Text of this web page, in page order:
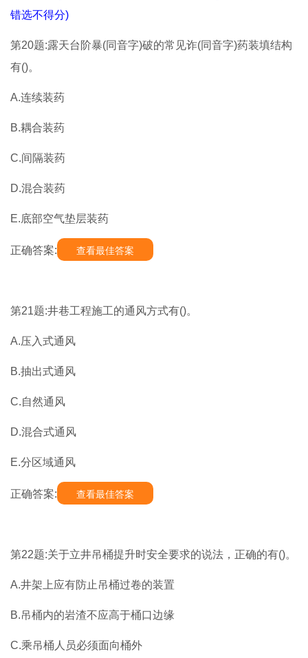
错选不得分)
第20题:露天台阶暴(同音字)破的常见诈(同音字)药装填结构
有()。
A.连续装药
B.耦合装药
C.间隔装药
D.混合装药
E.底部空气垫层装药
正确答案: 查看最佳答案
第21题:井巷工程施工的通风方式有()。
A.压入式通风
B.抽出式通风
C.自然通风
D.混合式通风
E.分区域通风
正确答案: 查看最佳答案
第22题:关于立井吊桶提升时安全要求的说法，正确的有()。
A.井架上应有防止吊桶过卷的装置
B.吊桶内的岩渣不应高于桶口边缘
C.乘吊桶人员必须面向桶外